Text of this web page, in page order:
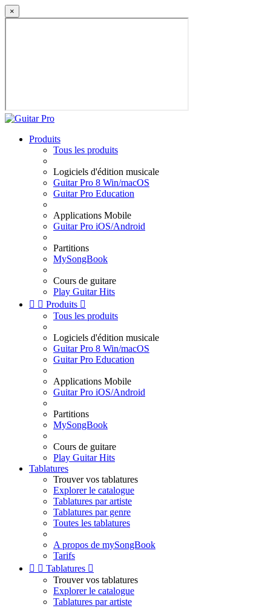
×
Produits
Tous les produits
Logiciels d'édition musicale
Guitar Pro 8 Win/macOS
Guitar Pro Education
Applications Mobile
Guitar Pro iOS/Android
Partitions
MySongBook
Cours de guitare
Play Guitar Hits
  Produits 
Tous les produits
Logiciels d'édition musicale
Guitar Pro 8 Win/macOS
Guitar Pro Education
Applications Mobile
Guitar Pro iOS/Android
Partitions
MySongBook
Cours de guitare
Play Guitar Hits
Tablatures
Trouver vos tablatures
Explorer le catalogue
Tablatures par artiste
Tablatures par genre
Toutes les tablatures
A propos de mySongBook
Tarifs
  Tablatures 
Trouver vos tablatures
Explorer le catalogue
Tablatures par artiste